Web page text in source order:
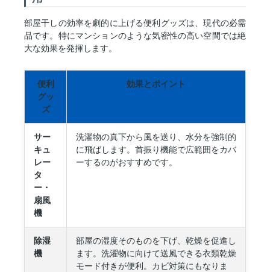
部屋干しの効率を劇的に上げる便利グッズは、現代の必需
品です。特にマンションのような気密性の高い空間では絶
大な効果を発揮します。
便利
グッ
ズ
効果とポイント
サー
キュ
レー
タ
ー・
扇風
機
洗濯物の真下から風を送り、水分を強制的
に飛ばします。首振り機能で広範囲をカバ
ーするのがおすすめです。
除湿
機
部屋の湿度そのものを下げ、乾燥を促進し
ます。洗濯物に向けて送風できる衣類乾燥
モード付きが便利。カビ対策にもなりま